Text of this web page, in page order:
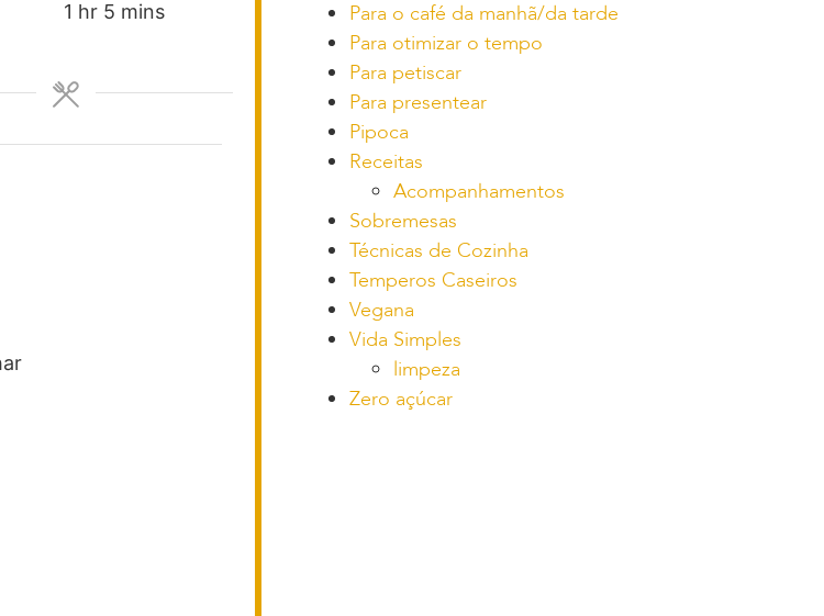
1 hr 5 mins
Para o café da manhã/da tarde
Para otimizar o tempo
Para petiscar
Para presentear
Pipoca
Receitas
Acompanhamentos
Sobremesas
Técnicas de Cozinha
Temperos Caseiros
Vegana
Vida Simples
limpeza
Zero açúcar